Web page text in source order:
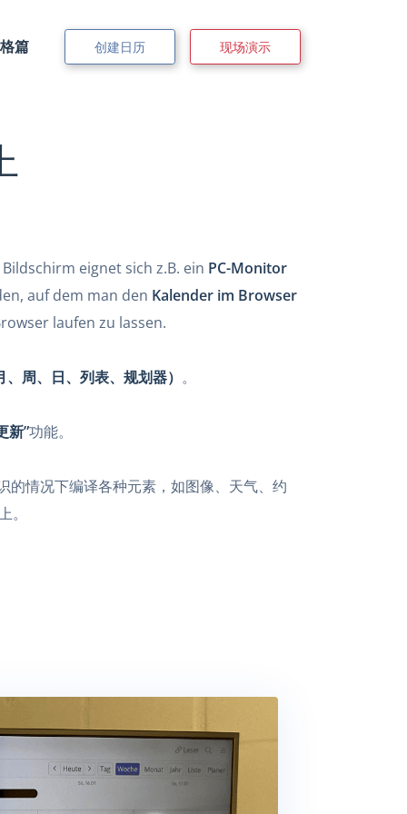
篇 创建日历 现场演示
eignet sich z.B. ein PC-Monitor
auf dem man den Kalender im Browser
laufen zu lassen.
周、日、列表、规划器） 。
新”功能。
情况下编译各种元素，如图像、天气、约